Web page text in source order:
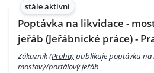
stále aktivní
Poptávka na likvidace -
jeřáb (Jeřábnické práce) -
Zákazník(Praha)publikuje poptávku na
mostový/portálový jeřáb